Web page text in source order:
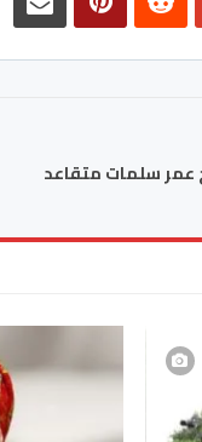
عمر سلمات متقاعد